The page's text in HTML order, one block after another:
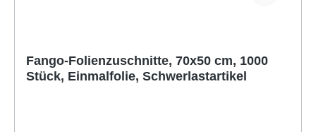
Fango-Folienzuschnitte, 70x50 cm, 1000
Stück, Einmalfolie, Schwerlastartikel